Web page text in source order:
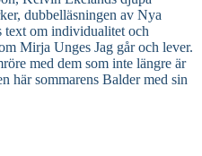
dubbelläsningen av Nya
om individualitet och
Mirja Unges Jag går och lever.
med dem som inte längre är
här sommarens Balder med sin